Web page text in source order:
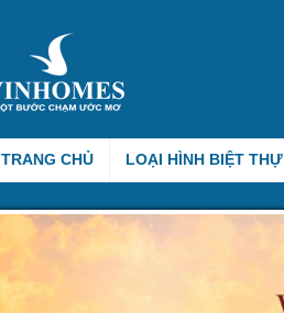
TRANG CHỦ LOẠI HÌNH BIỆT THỰ